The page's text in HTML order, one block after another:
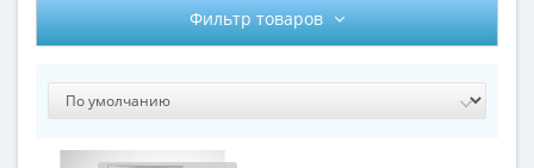
Фильтр товаров